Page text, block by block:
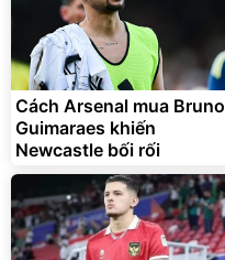
Cách Arsenal mua Bruno
Guimaraes khiến
Newcastle bối rối